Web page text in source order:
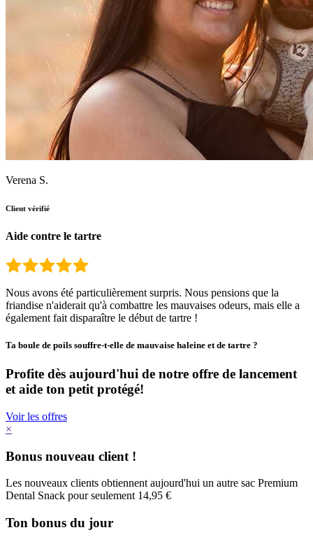
Verena S.
Client vérifié
Aide contre le tartre
Nous avons été particulièrement surpris. Nous pensions que la
friandise n'aiderait qu'à combattre les mauvaises odeurs, mais elle a
également fait disparaître le début de tartre !
Ta boule de poils souffre-t-elle de mauvaise haleine et de tartre ?
Profite dès aujourd'hui de notre offre de lancement
et aide ton petit protégé!
Voir les offres
×
Bonus nouveau client !
Les nouveaux clients obtiennent aujourd'hui un autre sac Premium
Dental Snack pour seulement 14,95 €
Ton bonus du jour